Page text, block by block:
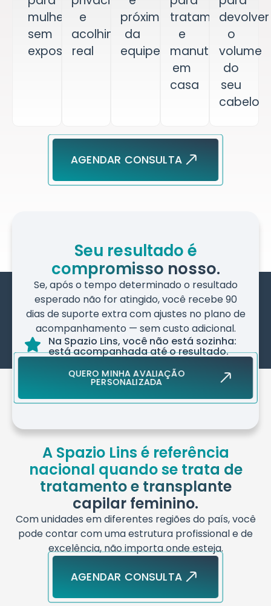
mulheres,
sem
exposição
e
acolhimento
real
próximo
da
equipe
tratamento
e
manutenção
em
casa
devolver
o
volume
do
seu
cabelo
AGENDAR CONSULTA
Seu resultado é
compromisso nosso.
Se, após o tempo determinado o resultado
esperado não for atingido, você recebe 90
dias de suporte extra com ajustes no plano de
acompanhamento — sem custo adicional.
Na Spazio Lins, você não está sozinha:
está acompanhada até o resultado.
QUERO MINHA AVALIAÇÃO
PERSONALIZADA
A Spazio Lins é referência
nacional quando se trata de
tratamento e transplante
capilar feminino.
Com unidades em diferentes regiões do país, você
pode contar com uma estrutura profissional e de
excelência, não importa onde esteja.
AGENDAR CONSULTA